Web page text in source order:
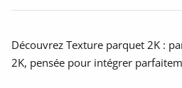
Découvrez Texture parquet 2K :
2K, pensée pour intégrer